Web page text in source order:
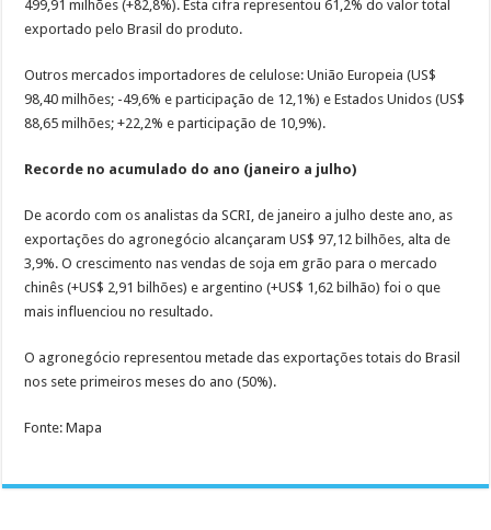
499,91 milhões (+82,8%). Esta cifra representou 61,2% do valor total
exportado pelo Brasil do produto.
Outros mercados importadores de celulose: União Europeia (US$
98,40 milhões; -49,6% e participação de 12,1%) e Estados Unidos (US$
88,65 milhões; +22,2% e participação de 10,9%).
Recorde no acumulado do ano (janeiro a julho)
De acordo com os analistas da SCRI, de janeiro a julho deste ano, as
exportações do agronegócio alcançaram US$ 97,12 bilhões, alta de
3,9%. O crescimento nas vendas de soja em grão para o mercado
chinês (+US$ 2,91 bilhões) e argentino (+US$ 1,62 bilhão) foi o que
mais influenciou no resultado.
O agronegócio representou metade das exportações totais do Brasil
nos sete primeiros meses do ano (50%).
Fonte: Mapa